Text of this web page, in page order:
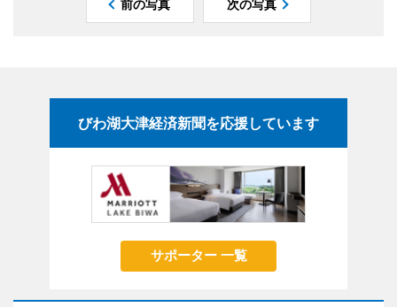
前の写真 次の写真
びわ湖大津経済新聞を応援しています
サポーター 一覧